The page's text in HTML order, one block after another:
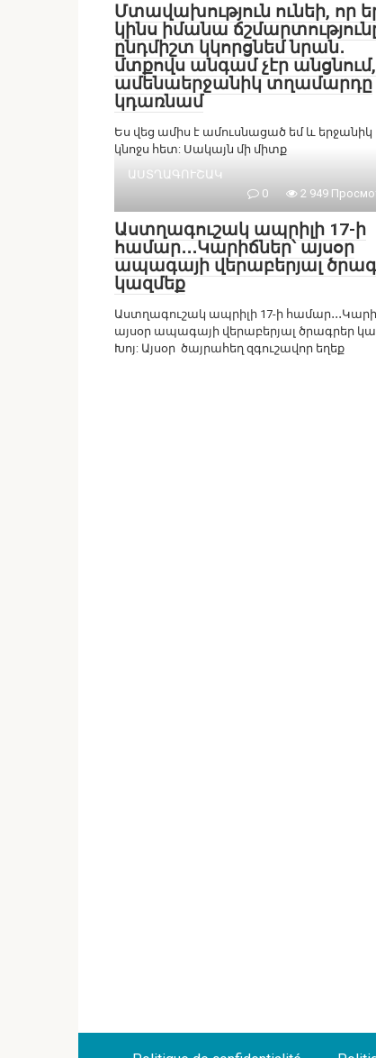
Մտավախություն ունեի, որ
կինս իմանա
ընդմիշտ կկորցնեմ նրան․
մտքովս անգամ չէր
ամենաերջանիկ տղամարդը
կդառնամ
Ես վեց ամիս է ամուսնացած եմ և երջանիկ
կնոջս հետ: Սակայն մի միտք
ԱՍՏՂԱԳՈՒՇԱԿ
0
2 949
Աստղագուշակ ապրիլի 17-ի
համար․․․Կարիճներ՝ այսօր
ապագայի վերաբերյալ
կազմեք
Աստղագուշակ ապրիլի 17-ի
այսօր ապագայի վերաբերյալ ծրագրեր
Խոյ: Այսօր ծայրահեղ զգուշավոր եղեք